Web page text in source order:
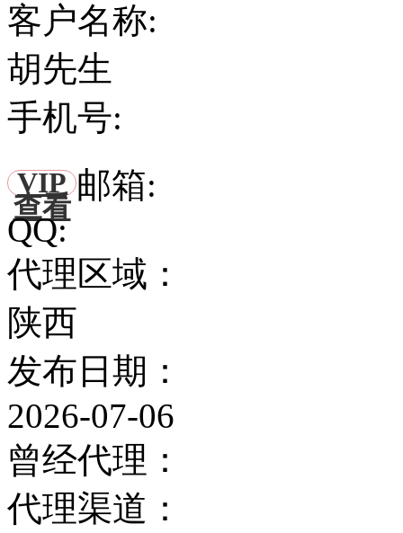
客户名称:
胡先生
手机号:
VIP
查看
邮箱:
QQ:
代理区域：
陕西
发布日期：
2026-07-06
曾经代理：
代理渠道：